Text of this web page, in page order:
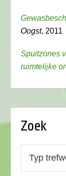
Oogst, 2011
Spuitzones
ruimtelijke
Zoek